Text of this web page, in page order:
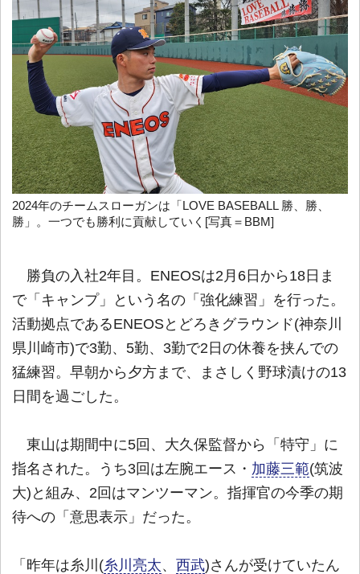
2024年のチームスローガンは「LOVE BASEBALL 勝、勝、
勝」。一つでも勝利に貢献していく[写真＝BBM]
勝負の入社2年目。ENEOSは2月6日から18日ま
で「キャンプ」という名の「強化練習」を行った。
活動拠点であるENEOSとどろきグラウンド(神奈川
県川崎市)で3勤、5勤、3勤で2日の休養を挟んでの
猛練習。早朝から夕方まで、まさしく野球漬けの13
日間を過ごした。
東山は期間中に5回、大久保監督から「特守」に
指名された。うち3回は左腕エース・ 加藤三範(筑波
大)と組み、2回はマンツーマン。指揮官の今季の期
待への「意思表示」だった。
「昨年は糸川(糸川亮太、 西武)さんが受けていたん